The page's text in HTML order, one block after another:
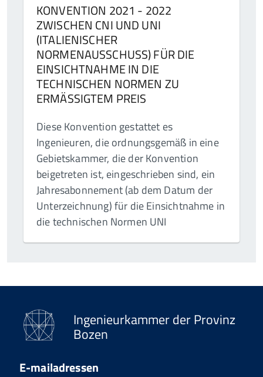
KONVENTION 2021 - 2022
ZWISCHEN CNI UND UNI
(ITALIENISCHER
NORMENAUSSCHUSS) FÜR DIE
EINSICHTNAHME IN DIE
TECHNISCHEN NORMEN ZU
ERMÄSSIGTEM PREIS
Diese Konvention gestattet es
Ingenieuren, die ordnungsgemäß in eine
Gebietskammer, die der Konvention
beigetreten ist, eingeschrieben sind, ein
Jahresabonnement (ab dem Datum der
Unterzeichnung) für die Einsichtnahme in
die technischen Normen UNI
Ingenieurkammer der Provinz
Bozen
E-mailadressen